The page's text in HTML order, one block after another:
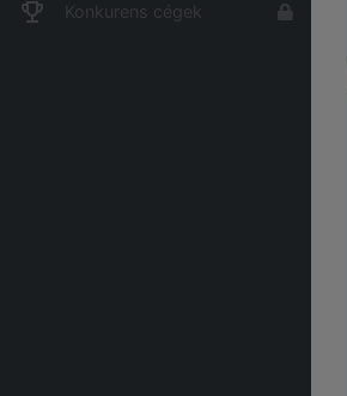
Konkurens cégek